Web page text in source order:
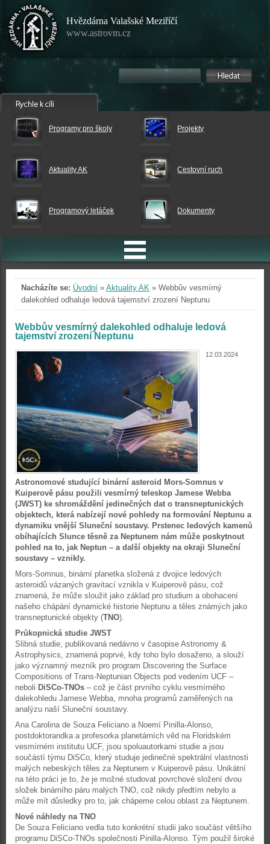
Hvězdárna Valašské Meziříčí
www.astrovm.cz
Programy pro školy Projekty
Aktuality AK Cestovní ruch
Programový letáček Dokumenty
Nacházíte se: Úvodní » Aktuality AK » Webbův vesmírný
dalekohled odhaluje ledová tajemství zrození Neptunu
Webbův vesmírný dalekohled odhaluje ledová
tajemství zrození Neptunu
12.03.2024
Astronomové studující binární asteroid Mors-Somnus v
Kuiperově pásu použili vesmírný teleskop Jamese Webba
(JWST) ke shromáždění jedinečných dat o transneptunických
objektech, která nabízejí nové pohledy na formování Neptunu a
dynamiku vnější Sluneční soustavy. Prstenec ledových kamenů
obíhajících Slunce těsně za Neptunem nám může poskytnout
pohled na to, jak Neptun – a další objekty na okraji Sluneční
soustavy – vznikly.
Mors-Somnus, binární planetka složená z dvojice ledových
asteroidů vázaných gravitací vznikla v Kuiperově pásu, což
znamená, že může sloužit jako základ pro studium a obohacení
našeho chápání dynamické historie Neptunu a těles známých jako
transneptunické objekty (TNO).
Průkopnická studie JWST
Slibná studie, publikovaná nedávno v časopise Astronomy &
Astrophysics, znamená poprvé, kdy toho bylo dosaženo, a slouží
jako významný mezník pro program Discovering the Surface
Compositions of Trans-Neptunian Objects pod vedením UCF –
neboli DiSCo-TNOs – což je část prvního cyklu vesmírného
dalekohledu Jamese Webba, mnoha programů zaměřených na
analýzu naší Sluneční soustavy.
Ana Carolina de Souza Feliciano a Noemí Pinilla-Alonso,
postdoktorandka a profesorka planetárních věd na Floridském
vesmírném institutu UCF, jsou spoluautorkami studie a jsou
součástí týmu DiSCo, který studuje jedinečné spektrální vlastnosti
malých nebeských těles za Neptunem v Kuiperově pásu. Unikátní
na této práci je to, že je možné studovat povrchové složení dvou
složek binárního páru malých TNO, což nikdy předtím nebylo a
může mít důsledky pro to, jak chápeme celou oblast za Neptunem.
Nové náhledy na TNO
De Souza Feliciano vedla tuto konkrétní studii jako součást většího
programu DiSCo-TNOs společnosti Pinilla-Alonso. Tým použil široké